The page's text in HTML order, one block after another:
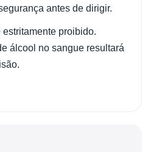
antes de dirigir.
proibido.
álcool no sangue resultará